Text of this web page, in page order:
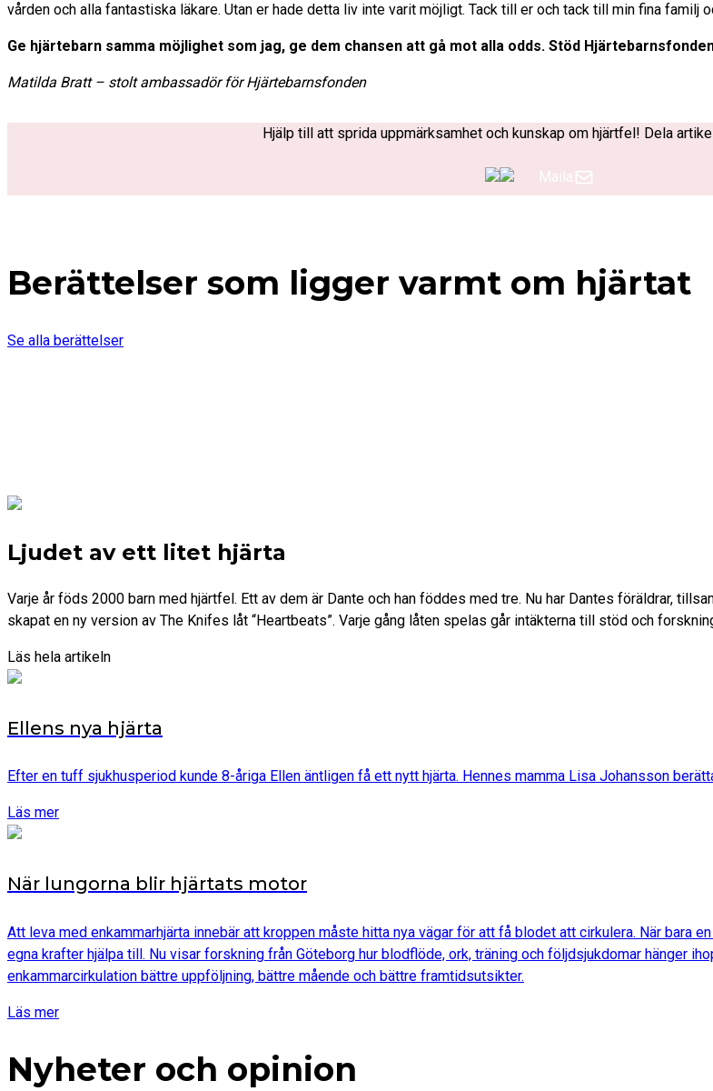
vården och alla fantastiska läkare. Utan er hade detta liv inte varit möjligt. Tack till er och tack till min fina familj
Ge hjärtebarn samma möjlighet som jag, ge dem chansen att gå mot alla odds. Stöd
Matilda Bratt – stolt ambassadör för Hjärtebarnsfonden
Hjälp till att sprida uppmärksamhet och kunskap om hjärtfel! Dela
Maila
Berättelser som ligger varmt om hjärtat
Se alla berättelser
Ljudet av ett litet hjärta
Varje år föds 2000 barn med hjärtfel. Ett av dem är Dante och han föddes med tre. Nu har Dantes föräldrar,
skapat en ny version av The Knifes låt “Heartbeats”. Varje gång låten spelas går intäkterna till stöd och
Läs hela artikeln
Ellens nya hjärta
Efter en tuff sjukhusperiod kunde 8-åriga Ellen äntligen få ett nytt hjärta. Hennes mamma Lisa Johansson
Läs mer
När lungorna blir hjärtats motor
Att leva med enkammarhjärta innebär att kroppen måste hitta nya vägar för att få blodet att cirkulera. När bara
egna krafter hjälpa till. Nu visar forskning från Göteborg hur blodflöde, ork, träning och följdsjukdomar hänger
enkammarcirkulation bättre uppföljning, bättre mående och bättre framtidsutsikter.
Läs mer
Nyheter och opinion